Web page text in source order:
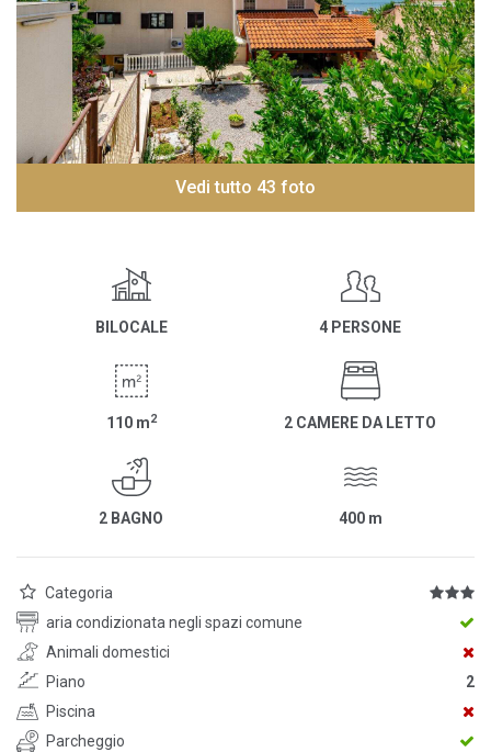
Vedi tutto 43 foto
BILOCALE 4 PERSONE
110 m2 2 CAMERE DA LETTO
2 BAGNO 400 m
Categoria
aria condizionata negli spazi comune
Animali domestici
Piano
2
Piscina
Parcheggio